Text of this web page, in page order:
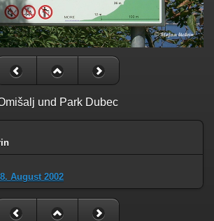
und Park Dubec
August 2002